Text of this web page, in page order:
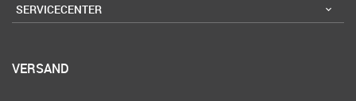
SERVICECENTER
VERSAND